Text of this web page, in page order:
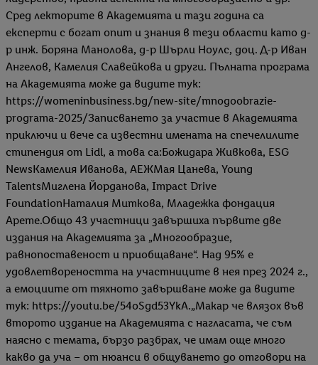
Сред лекторите в Академията и тази година са
експерти с богат опит и знания в тези области като д-
р инж. Боряна Манолова, д-р Шърли Ноулс, доц. Д-р Иван
Ангелов, Камелия Славейкова и други. Пълната програма
на Академията може да видите тук:
https://womeninbusiness.bg/new-site/mnogoobrazie-
programa-2025/Записването за участие в Академията
приключи и вече са известни имената на спечелилите
стипендия от Lidl, а това са:Божидара Живкова, ESG
NewsКамелия Иванова, АЕЖМая Цанева, Young
TalentsМиглена Йорданова, Impact Drive
FoundationНаталия Миткова, Младежка фондация
Арете.Общо 43 участници завършиха първите две
издания на Академията за „Многообразие,
равнопоставеност и приобщаване“. Над 95% е
удовлетвореността на участниците в нея през 2024 г.,
а емоциите от тяхното завършване може да видите
тук: https://youtu.be/54oSgd53YkA.„Макар че влязох във
второто издание на Академията с нагласата, че съм
наясно с темата, бързо разбрах, че имам още много
какво да уча – от нюанси в общуването до отговори на
периода на съхранение на данните и правото Ви да
съгласието си по всяко време с действие за в бъдеще, можете
намерите в нашатаполитика за поверителност.Можете да
правната информация за оператора на сайта тук.